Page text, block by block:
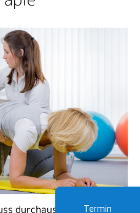
durchaus nicht immer
Termin